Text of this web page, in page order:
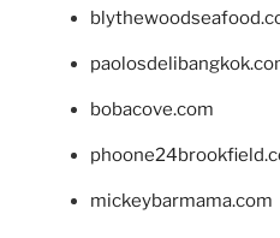
bobacove.com
mickeybarmama.com